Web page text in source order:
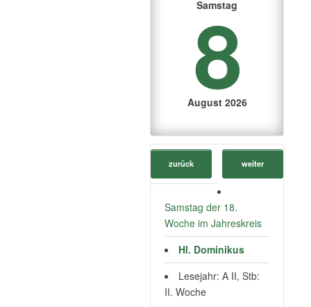
Samstag
8
August 2026
zurück weiter
Samstag der 18.
Woche im Jahreskreis
Hl. Dominikus
Lesejahr: A II, Stb:
II. Woche